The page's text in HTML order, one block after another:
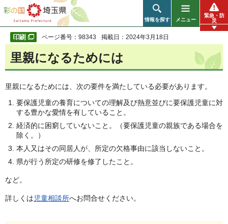
彩の国 埼玉県
情報を探す メニュー
緊急・防
災
ページ番号：98343 掲載日：2024年3月18日
里親になるためには
里親になるためには、次の要件を満たしている必要があります。
要保護児童の養育についての理解及び熱意並びに要保護児童に対
する豊かな愛情を有していること。
経済的に困窮していないこと。（要保護児童の親族である場合を
除く。）
本人又はその同居人が、所定の欠格事由に該当しないこと。
県が行う所定の研修を修了したこと。
など。
詳しくは児童相談所へお問合せください。